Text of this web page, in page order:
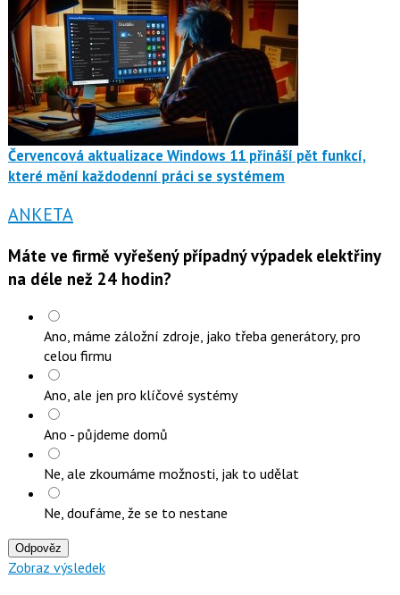
Červencová aktualizace Windows 11 přináší pět funkcí,
které mění každodenní práci se systémem
ANKETA
Máte ve firmě vyřešený případný výpadek elektřiny
na déle než 24 hodin?
Ano, máme záložní zdroje, jako třeba generátory, pro
celou firmu
Ano, ale jen pro klíčové systémy
Ano - půjdeme domů
Ne, ale zkoumáme možnosti, jak to udělat
Ne, doufáme, že se to nestane
Odpověz
Zobraz výsledek